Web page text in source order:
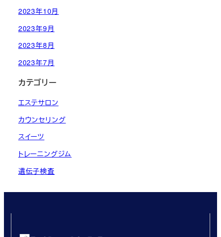
2023年10月
2023年9月
2023年8月
2023年7月
カテゴリー
エステサロン
カウンセリング
スイーツ
トレーニングジム
遺伝子検査